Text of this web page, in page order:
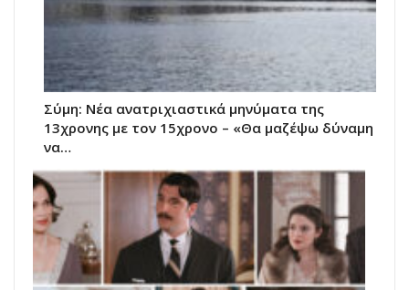
Σύμη: Nέα ανατριχιαστικά μηνύματα της
13χρονης με τον 15χρονο – «Θα μαζέψω δύναμη
να…